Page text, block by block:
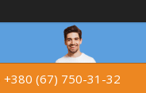
+380 (67) 750-31-32